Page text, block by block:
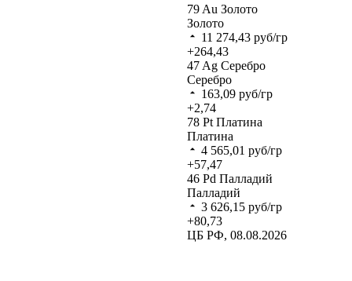
79 Au Золото
Золото
11 274,43 руб/гр
+264,43
47 Ag Серебро
Серебро
163,09 руб/гр
+2,74
78 Pt Платина
Платина
4 565,01 руб/гр
+57,47
46 Pd Палладий
Палладий
3 626,15 руб/гр
+80,73
ЦБ РФ, 08.08.2026